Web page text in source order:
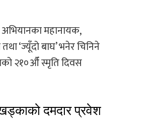
महानायक,
‘ज्यूँदो बाघ’ भनेर चिनिने
२१०औँ स्मृति दिवस
दमदार प्रवेश